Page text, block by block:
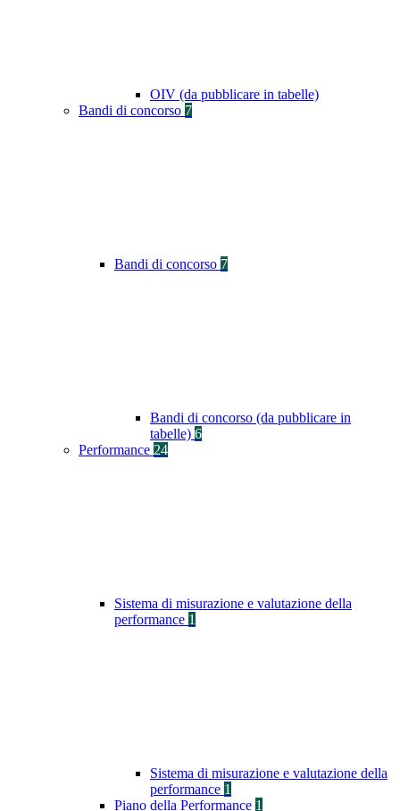
OIV (da pubblicare in tabelle)
Bandi di concorso 7
Bandi di concorso 7
Bandi di concorso (da pubblicare in
tabelle) 6
Performance 24
Sistema di misurazione e valutazione della
performance 1
Sistema di misurazione e valutazione della
performance 1
Piano della Performance 1